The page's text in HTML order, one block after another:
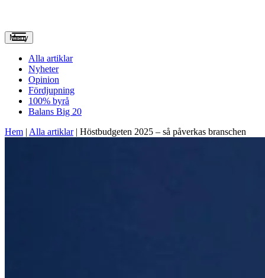
Meny
Alla artiklar
Nyheter
Opinion
Fördjupning
100% byrå
Balans Big 20
Hem | Alla artiklar| Höstbudgeten 2025 – så påverkas branschen